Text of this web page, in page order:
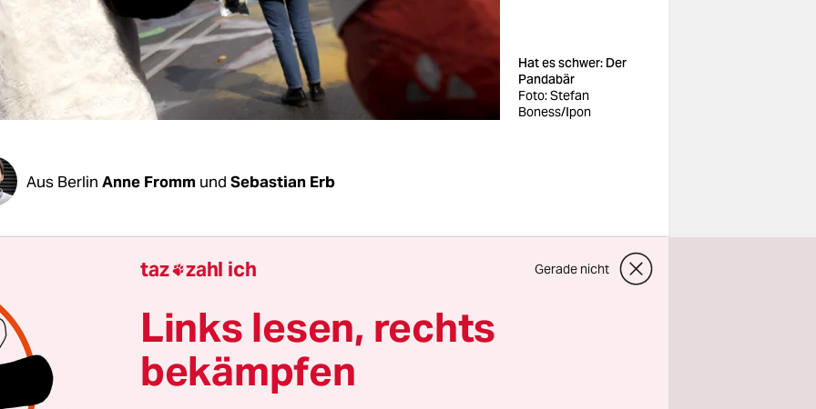
Hat es schwer: Der
Pandabär
Foto: Stefan
Boness/Ipon
Aus Berlin Anne Fromm und Sebastian Erb
arbeitet, tut das oft aus einer intrinsischen Motivation
schließlich um eine gute Sache. Die
kämpft für Bonobos im Kongo, gegen die
der Weltmeere, gegen die Klimakrise. Es geht um nichts
es in einem aktuellen Werbespot, als um die Rettung
taz zahl ich Gerade nicht
Links lesen, rechts
bekämpfen